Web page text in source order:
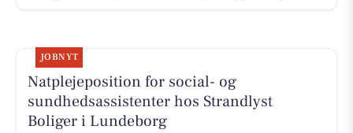
JOBNYT
Natplejeposition for social- og
sundhedsassistenter hos Strandlyst
Boliger i Lundeborg